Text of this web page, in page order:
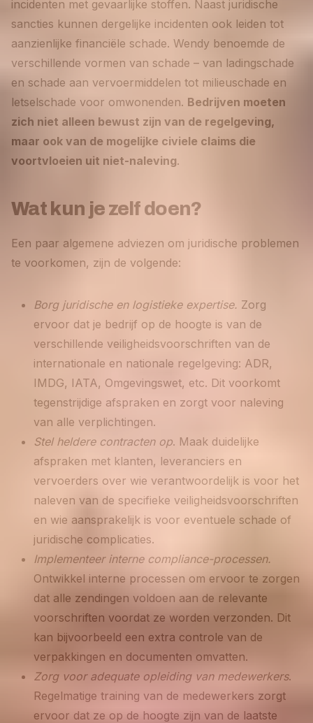
incidenten met gevaarlijke stoffen. Naast juridische
sancties kunnen dergelijke incidenten ook leiden tot
aanzienlijke financiële schade. Wendy benoemde de
verschillende vormen van schade – van ladingschade
en schade aan vervoermiddelen tot milieuschade en
letselschade voor omwonenden. Bedrijven moeten
zich niet alleen bewust zijn van de regelgeving,
maar ook van de mogelijke civiele claims die
voortvloeien uit niet-naleving.
Wat kun je zelf doen?
Een paar algemene adviezen om juridische problemen
te voorkomen, zijn de volgende:
Borg juridische en logistieke expertise. Zorg
ervoor dat je bedrijf op de hoogte is van de
verschillende veiligheidsvoorschriften van de
internationale en nationale regelgeving: ADR,
IMDG, IATA, Omgevingswet, etc. Dit voorkomt
tegenstrijdige afspraken en zorgt voor naleving
van alle verplichtingen.
Stel heldere contracten op. Maak duidelijke
afspraken met klanten, leveranciers en
vervoerders over wie verantwoordelijk is voor het
naleven van de specifieke veiligheidsvoorschriften
en wie aansprakelijk is voor eventuele schade of
juridische complicaties.
Implementeer interne compliance-processen.
Ontwikkel interne processen om ervoor te zorgen
dat alle zendingen voldoen aan de relevante
voorschriften voordat ze worden verzonden. Dit
kan bijvoorbeeld een extra controle van de
verpakkingen en documenten omvatten.
Zorg voor adequate opleiding van medewerkers.
Regelmatige training van de medewerkers zorgt
ervoor dat ze op de hoogte zijn van de laatste